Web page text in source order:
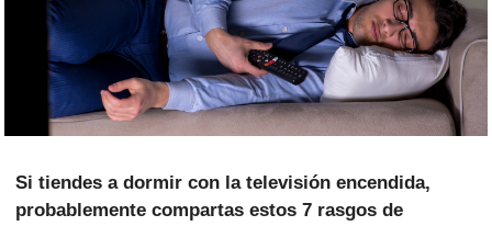
Si tiendes a dormir con la televisión encendida,
probablemente compartas estos 7 rasgos de